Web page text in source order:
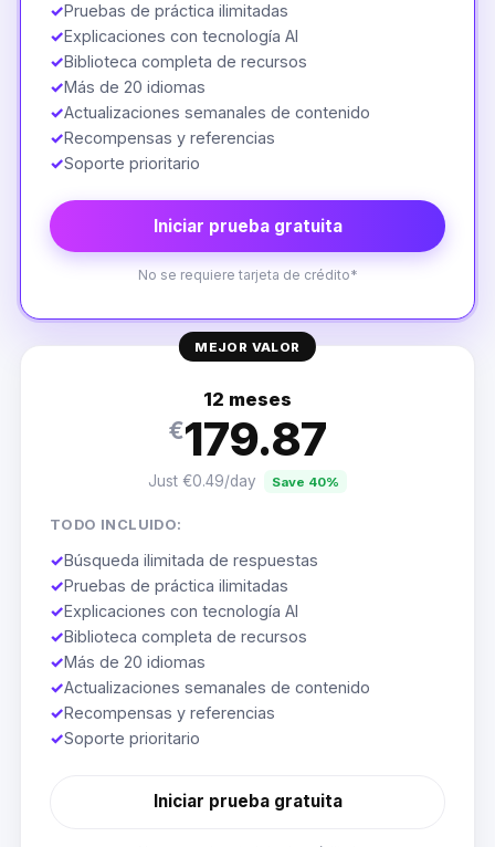
✓Pruebas de práctica ilimitadas
✓Explicaciones con tecnología AI
✓Biblioteca completa de recursos
✓Más de 20 idiomas
✓Actualizaciones semanales de contenido
✓Recompensas y referencias
✓Soporte prioritario
Iniciar prueba gratuita
No se requiere tarjeta de crédito*
MEJOR VALOR
12 meses
€179.87
Just €0.49/day Save 40%
TODO INCLUIDO:
✓Búsqueda ilimitada de respuestas
✓Pruebas de práctica ilimitadas
✓Explicaciones con tecnología AI
✓Biblioteca completa de recursos
✓Más de 20 idiomas
✓Actualizaciones semanales de contenido
✓Recompensas y referencias
✓Soporte prioritario
Iniciar prueba gratuita